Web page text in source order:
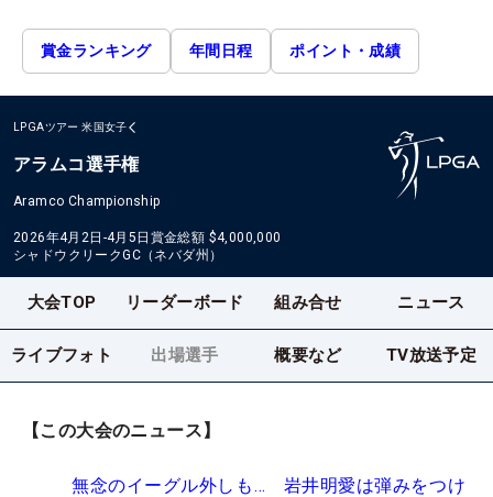
賞金ランキング 年間日程 ポイント・成績
LPGAツアー 米国女子
アラムコ選手権
Aramco Championship
2026年4月2日-4月5日 賞金総額 $4,000,000
シャドウクリークGC（ネバダ州）
大会TOP リーダーボード 組み合せ ニュース
ライブフォト 出場選手 概要など TV放送予定
【この大会のニュース】
無念のイーグル外しも… 岩井明愛は弾みをつけ